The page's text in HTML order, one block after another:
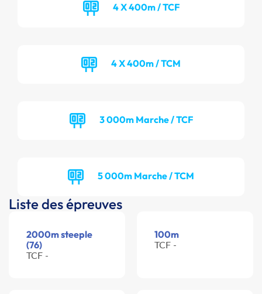
4 X 400m / TCF
4 X 400m / TCM
3 000m Marche / TCF
5 000m Marche / TCM
Liste des épreuves
2000m steeple
(76)
TCF -
100m
TCF -